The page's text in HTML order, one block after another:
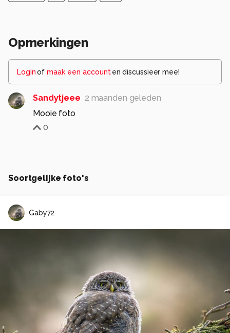
Opmerkingen
Loginof maak een account en discussieer mee!
Sandytjeee 2 maanden geleden
Mooie foto
0
Soortgelijke foto's
Gaby72